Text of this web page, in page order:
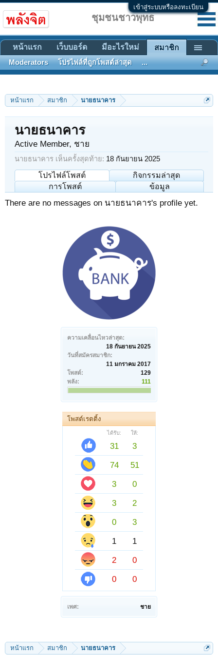
เข้าสู่ระบบหรือลงทะเบียน
หน้าแรก สมาชิก นายธนาคาร
ความเคลื่อนไหวล่าสุด:
18 กันยายน 2025
วันที่สมัครสมาชิก:
11 มกราคม 2017
โพสต์:
129
พลัง:
111
โพสต์เรตติ้ง
ได้รับ: ให้:
31
3
74
51
3
0
3
2
0
3
1
1
2
0
0
0
เพศ: ชาย
นายธนาคาร
Active Member, ชาย
นายธนาคาร เห็นครั้งสุดท้าย: 18 กันยายน 2025
โปรไฟล์โพสต์
กิจกรรมล่าสุด
การโพสต์
ข้อมูล
There are no messages on นายธนาคาร's profile yet.
หน้าแรก สมาชิก นายธนาคาร
ชุมชนชาวพุทธ
หน้าแรก เว็บบอร์ด มีอะไรใหม่ สมาชิก
Moderators โปรไฟล์ที่ถูกโพสต์ล่าสุด ...